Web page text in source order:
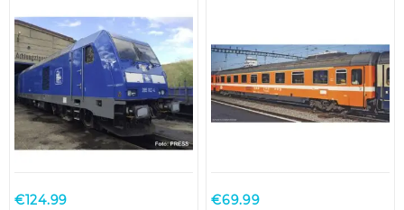
€124.99 €69.99